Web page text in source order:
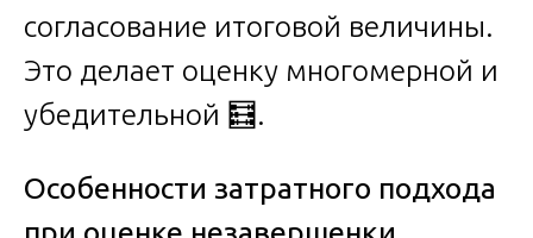
согласование итоговой величины.
Это делает оценку многомерной и
убедительной 🧮.
Особенности затратного подхода